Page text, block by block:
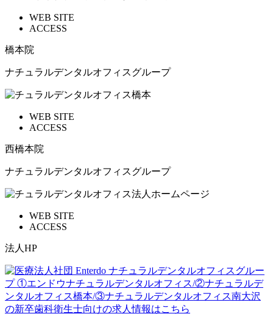
WEB SITE
ACCESS
橋本院
ナチュラルデンタルオフィスグループ
WEB SITE
ACCESS
西橋本院
ナチュラルデンタルオフィスグループ
WEB SITE
ACCESS
法人HP